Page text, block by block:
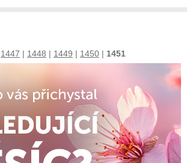
1447 | 1448 | 1449 | 1450 | 1451